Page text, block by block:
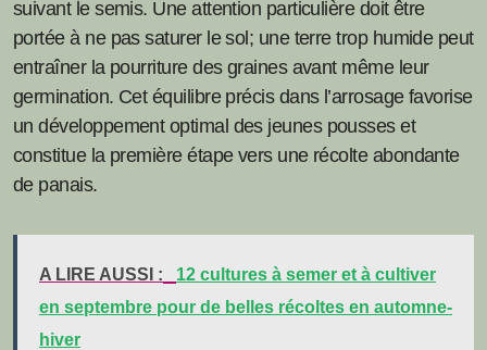
suivant le semis. Une attention particulière doit être
portée à ne pas saturer le sol; une terre trop humide peut
entraîner la pourriture des graines avant même leur
germination. Cet équilibre précis dans l’arrosage favorise
un développement optimal des jeunes pousses et
constitue la première étape vers une récolte abondante
de panais.
A LIRE AUSSI :
12 cultures à semer et à cultiver
en septembre pour de belles récoltes en automne-
hiver